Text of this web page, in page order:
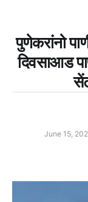
पुणेकरांनो
दिवसाआड
June 15,